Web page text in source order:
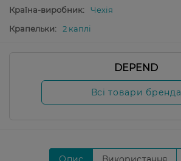
Країна-виробник:
Чехія
Крапельки:
2 каплі
DEPEND
Всі товари бренда